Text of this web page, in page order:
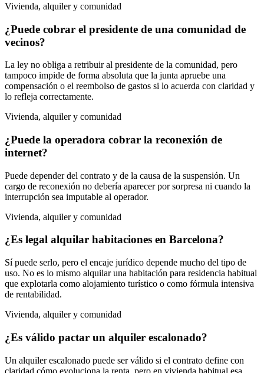
Vivienda, alquiler y comunidad
¿Puede cobrar el presidente de una comunidad de
vecinos?
La ley no obliga a retribuir al presidente de la comunidad, pero
tampoco impide de forma absoluta que la junta apruebe una
compensación o el reembolso de gastos si lo acuerda con claridad y
lo refleja correctamente.
Vivienda, alquiler y comunidad
¿Puede la operadora cobrar la reconexión de
internet?
Puede depender del contrato y de la causa de la suspensión. Un
cargo de reconexión no debería aparecer por sorpresa ni cuando la
interrupción sea imputable al operador.
Vivienda, alquiler y comunidad
¿Es legal alquilar habitaciones en Barcelona?
Sí puede serlo, pero el encaje jurídico depende mucho del tipo de
uso. No es lo mismo alquilar una habitación para residencia habitual
que explotarla como alojamiento turístico o como fórmula intensiva
de rentabilidad.
Vivienda, alquiler y comunidad
¿Es válido pactar un alquiler escalonado?
Un alquiler escalonado puede ser válido si el contrato define con
claridad cómo evoluciona la renta, pero en vivienda habitual esa